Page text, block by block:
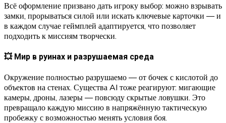
Всё оформление призвано дать игроку выбор: можно взрывать
замки, прорываться силой или искать ключевые карточки — и
в каждом случае геймплей адаптируется, что позволяет
подходить к миссиям творчески.
💥 Мир в руинах и разрушаемая среда
Окружение полностью разрушаемо — от бочек с кислотой до
объектов на стенах. Существа AI тоже реагируют: мигающие
камеры, дроны, лазеры — повсюду скрытые ловушки. Это
превращало каждую миссию в напряжённую тактическую
пробежку с возможностью менять условия боя.